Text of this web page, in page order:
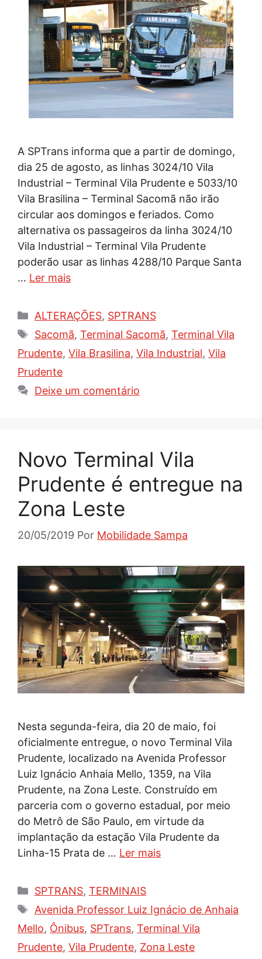
A SPTrans informa que a partir de domingo,
dia 25 de agosto, as linhas 3024/10 Vila
Industrial – Terminal Vila Prudente e 5033/10
Vila Brasilina – Terminal Sacomã não irão
circular aos domingos e feriados. Como
alternativa os passageiros da linha 3024/10
Vila Industrial – Terminal Vila Prudente
poderão usar as linhas 4288/10 Parque Santa
… Ler mais
Categorias
ALTERAÇÕES, SPTRANS
Tags
Sacomã, Terminal Sacomã, Terminal Vila
Prudente, Vila Brasilina, Vila Industrial, Vila
Prudente
Deixe um comentário
Novo Terminal Vila
Prudente é entregue na
Zona Leste
20/05/2019 Por Mobilidade Sampa
Nesta segunda-feira, dia 20 de maio, foi
oficialmente entregue, o novo Terminal Vila
Prudente, localizado na Avenida Professor
Luiz Ignácio Anhaia Mello, 1359, na Vila
Prudente, na Zona Leste. Construído em
parceria com o governo estadual, por meio
do Metrô de São Paulo, em virtude da
implantação da estação Vila Prudente da
Linha-15 Prata de … Ler mais
Categorias
SPTRANS, TERMINAIS
Tags
Avenida Professor Luiz Ignácio de Anhaia
Mello, Ônibus, SPTrans, Terminal Vila
Prudente, Vila Prudente, Zona Leste